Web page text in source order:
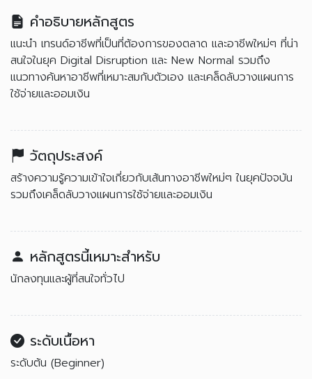
คำอธิบายหลักสูตร
แนะนำ เทรนด์อาชีพที่เป็นที่ต้องการของตลาด และอาชีพใหม่ๆ ที่น่า
สนใจในยุค Digital Disruption และ New Normal รวมถึง
แนวทางค้นหาอาชีพที่เหมาะสมกับตัวเอง และเคล็ดลับวางแผนการ
ใช้จ่ายและออมเงิน
วัตถุประสงค์
สร้างความรู้ความเข้าใจเกี่ยวกับเส้นทางอาชีพใหม่ๆ ในยุคปัจจบัน
รวมถึงเคล็ดลับวางแผนการใช้จ่ายและออมเงิน
หลักสูตรนี้เหมาะสำหรับ
นักลงทุนและผู้ที่สนใจทั่วไป
ระดับเนื้อหา
ระดับต้น (Beginner)